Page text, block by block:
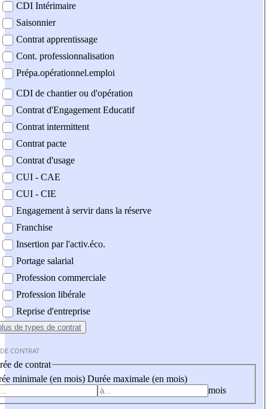
CDI Intérimaire
Saisonnier
Contrat apprentissage
Cont. professionnalisation
Prépa.opérationnel.emploi
CDI de chantier ou d'opération
Contrat d'Engagement Educatif
Contrat intermittent
Contrat pacte
Contrat d'usage
CUI - CAE
CUI - CIE
Engagement à servir dans la réserve
Franchise
Insertion par l'activ.éco.
Portage salarial
Profession commerciale
Profession libérale
Reprise d'entreprise
de types de contrat
CONTRAT
de contrat
minimale (en mois) Durée maximale (en mois)
mois